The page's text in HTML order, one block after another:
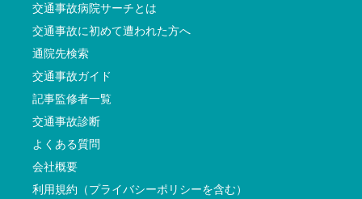
交通事故病院サーチとは
交通事故に初めて遭われた方へ
通院先検索
交通事故ガイド
記事監修者一覧
交通事故診断
よくある質問
会社概要
利用規約（プライバシーポリシーを含む）